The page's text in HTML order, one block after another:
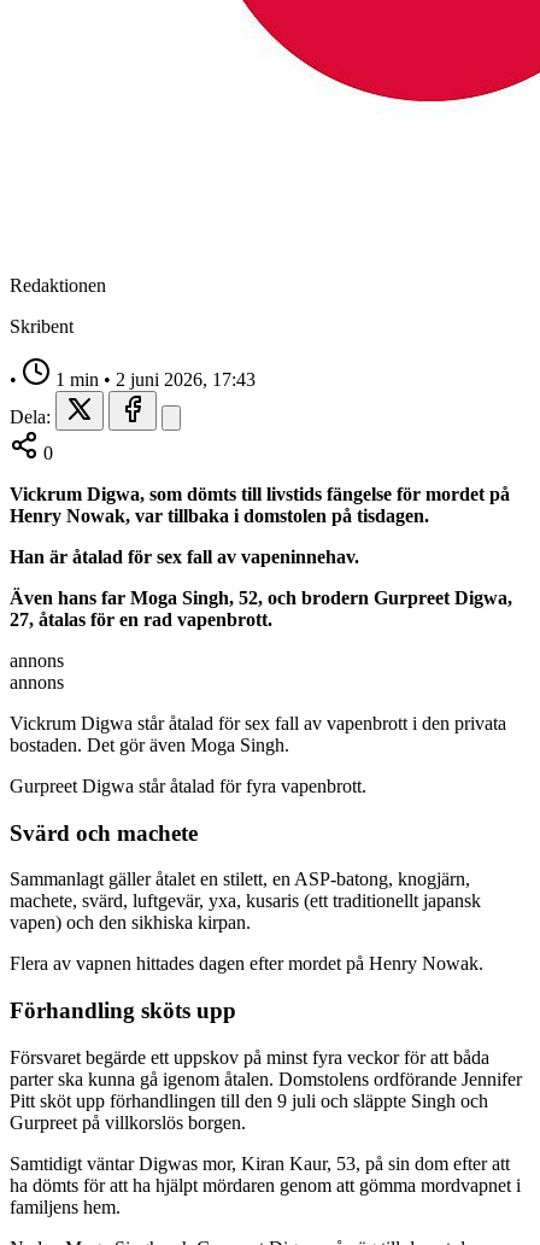
Redaktionen
Skribent
• 1 min • 2 juni 2026, 17:43
Dela:
0
Vickrum Digwa, som dömts till livstids fängelse för mordet på
Henry Nowak, var tillbaka i domstolen på tisdagen.
Han är åtalad för sex fall av vapeninnehav.
Även hans far Moga Singh, 52, och brodern Gurpreet Digwa,
27, åtalas för en rad vapenbrott.
annons
annons
Vickrum Digwa står åtalad för sex fall av vapenbrott i den privata
bostaden. Det gör även Moga Singh.
Gurpreet Digwa står åtalad för fyra vapenbrott.
Svärd och machete
Sammanlagt gäller åtalet en stilett, en ASP-batong, knogjärn,
machete, svärd, luftgevär, yxa, kusaris (ett traditionellt japansk
vapen) och den sikhiska kirpan.
Flera av vapnen hittades dagen efter mordet på Henry Nowak.
Förhandling sköts upp
Försvaret begärde ett uppskov på minst fyra veckor för att båda
parter ska kunna gå igenom åtalen. Domstolens ordförande Jennifer
Pitt sköt upp förhandlingen till den 9 juli och släppte Singh och
Gurpreet på villkorslös borgen.
Samtidigt väntar Digwas mor, Kiran Kaur, 53, på sin dom efter att
ha dömts för att ha hjälpt mördaren genom att gömma mordvapnet i
familjens hem.